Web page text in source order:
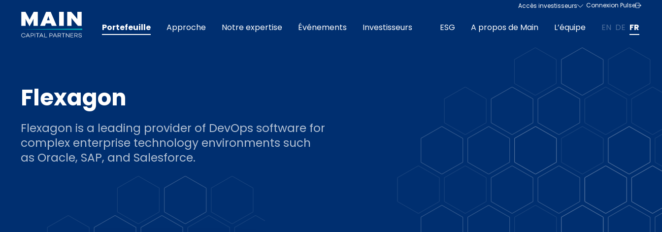
Accès investisseurs Connexion Pulse
Portefeuille Approche Notre expertise Événements Investisseurs ESG A propos de Main L’équipe EN DE FR
Flexagon
Flexagon is a leading provider of DevOps software for
complex enterprise technology environments such
as Oracle, SAP, and Salesforce.